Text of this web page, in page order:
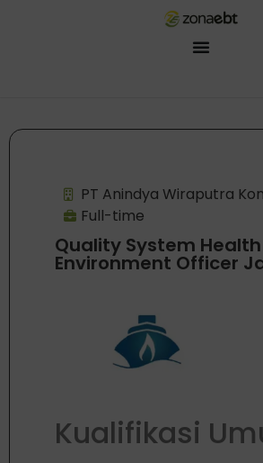
PT Anindya Wiraputra
Full-time
Quality System
Environment Officer
Kualifikasi
Aku ZEBot, asisten digital ZonaEBT.